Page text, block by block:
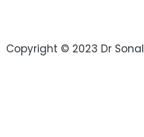
Copyright © 2023 Dr Sonal